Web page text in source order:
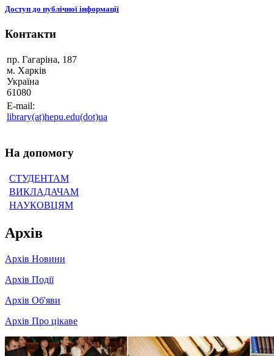
Доступ до публічної інформації
Контакти
пр. Гагаріна, 187
м. Харків
Україна
61080
E-mail:
library(at)hepu.edu(dot)ua
На допомогу
СТУДЕНТАМ
ВИКЛАДАЧАМ
НАУКОВЦЯМ
Архів
Архів Новини
Архів Події
Архів Об'яви
Архів Про цікаве